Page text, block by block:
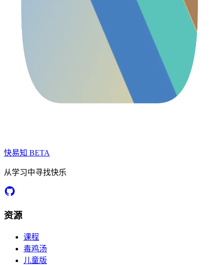
快易知 BETA
从学习中寻找快乐
资源
课程
毒鸡汤
儿童版